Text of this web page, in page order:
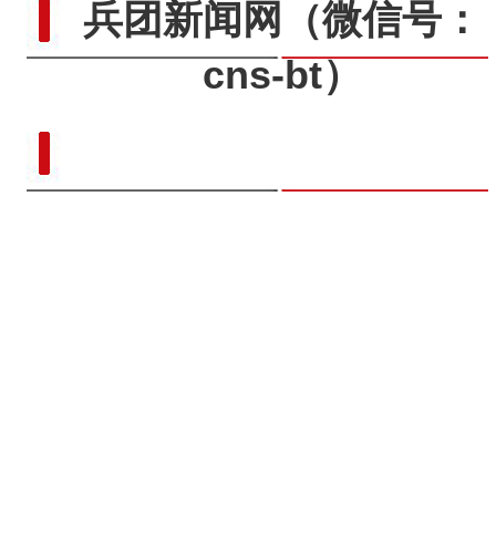
兵团新闻网
（微信号：
cns-bt）